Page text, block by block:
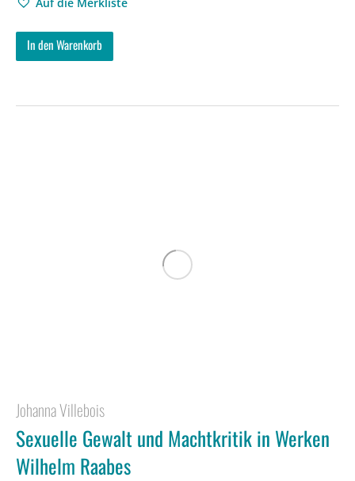
In den Warenkorb
Johanna Villebois
Sexuelle Gewalt und Machtkritik in Werken
Wilhelm Raabes